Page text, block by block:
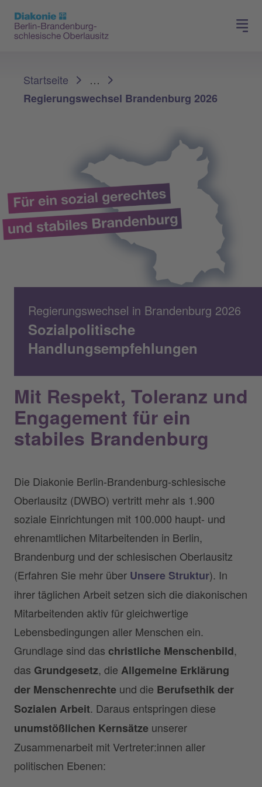
Presse
Startseite
…
Regierungswechsel Brandenburg 2026
Regierungswechsel in Brandenburg 2026
Sozialpolitische
Handlungsempfehlungen
Mit Respekt, Toleranz und
Engagement für ein
stabiles Brandenburg
Die Diakonie Berlin-Brandenburg-schlesische
Oberlausitz (DWBO) vertritt mehr als 1.900
soziale Einrichtungen mit 100.000 haupt- und
ehrenamtlichen Mitarbeitenden in Berlin,
Brandenburg und der schlesischen Oberlausitz
(Erfahren Sie mehr über Unsere Struktur). In
ihrer täglichen Arbeit setzen sich die diakonischen
Mitarbeitenden aktiv für gleichwertige
Lebensbedingungen aller Menschen ein.
Grundlage sind das christliche Menschenbild,
das Grundgesetz, die Allgemeine Erklärung
der Menschenrechte und die Berufsethik der
Sozialen Arbeit. Daraus entspringen diese
unumstößlichen Kernsätze unserer
Zusammenarbeit mit Vertreter:innen aller
politischen Ebenen: